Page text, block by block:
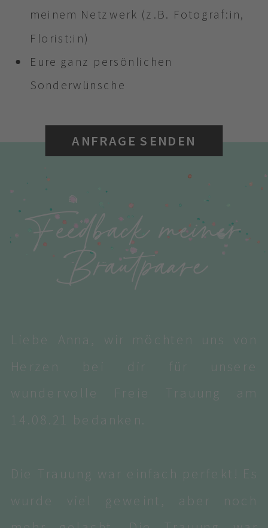
meinem Netzwerk (z.B. Fotograf:in,
Florist:in)
Eure ganz persönlichen
Sonderwünsche
ANFRAGE SENDEN
Liebe Anna, wir möchten uns von
Herzen bei dir für unsere
wundervolle Freie Trauung am
14.08.21 bedanken.
Die Trauung war einfach perfekt! Es
wurde viel geweint, aber noch
Feedback meiner
Brautpaare